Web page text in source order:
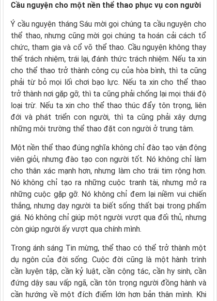
Cầu nguyện cho một nền thể thao phục vụ con người
Ý cầu nguyện tháng Sáu mời gọi chúng ta cầu nguyện cho
thể thao, nhưng cũng mời gọi chúng ta hoán cải cách tổ
chức, tham gia và cổ võ thể thao. Cầu nguyện không thay
thế trách nhiệm, trái lại, đánh thức trách nhiệm. Nếu ta xin
cho thể thao trở thành công cụ của hòa bình, thì ta cũng
phải từ bỏ mọi lối chơi bạo lực. Nếu ta xin cho thể thao
trở thành nơi gặp gỡ, thì ta cũng phải chống lại mọi thái độ
loại trừ. Nếu ta xin cho thể thao thúc đẩy tôn trọng, liên
đới và phát triển con người, thì ta cũng phải xây dựng
những môi trường thể thao đặt con người ở trung tâm.
Một nền thể thao đúng nghĩa không chỉ đào tạo vận động
viên giỏi, nhưng đào tạo con người tốt. Nó không chỉ làm
cho thân xác mạnh hơn, nhưng làm cho trái tim rộng hơn.
Nó không chỉ tạo ra những cuộc tranh tài, nhưng mở ra
những cuộc gặp gỡ. Nó không chỉ đem lại niềm vui chiến
thắng, nhưng dạy người ta biết sống thất bại trong phẩm
giá. Nó không chỉ giúp một người vượt qua đối thủ, nhưng
còn giúp người ấy vượt qua chính mình.
Trong ánh sáng Tin mừng, thể thao có thể trở thành một
dụ ngôn của đời sống. Cuộc đời cũng là một hành trình
cần luyện tập, cần kỷ luật, cần cộng tác, cần hy sinh, cần
đứng dậy sau vấp ngã, cần tôn trọng người đồng hành và
cần hướng về một đích điểm lớn hơn bản thân mình. Khi